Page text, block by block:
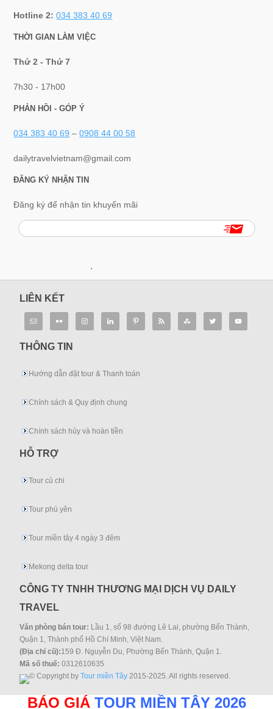
Hotline 2:034 383 40 69
THỜI GIAN LÀM VIỆC
Thứ 2 - Thứ 7
7h30 - 17h00
PHẢN HỒI - GÓP Ý
034 383 40 69 –0908 44 00 58
dailytravelvietnam@gmail.com
ĐĂNG KÝ NHẬN TIN
Đăng ký để nhận tin khuyến mãi
.
LIÊN KẾT
THÔNG TIN
Hướng dẫn đặt tour & Thanh toán
Chính sách & Quy định chung
Chính sách hủy và hoàn tiền
HỖ TRỢ
Tour củ chi
Tour phú yên
Tour miền tây 4 ngày 3 đêm
Mekong delta tour
CÔNG TY TNHH THƯƠNG MẠI DỊCH VỤ DAILY
TRAVEL
Văn phòng bán tour: Lầu 1, số 98 đường Lê Lai, phường Bến Thành,
Quận 1, Thành phố Hồ Chí Minh, Việt Nam.
(Địa chỉ cũ):159 Đ. Nguyễn Du, Phường Bến Thành, Quận 1.
Mã số thuế: 0312610635
© Copyright byTour miền Tây 2015-2025. All rights reserved.
BÁO GIÁ TOUR MIỀN TÂY 2026